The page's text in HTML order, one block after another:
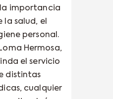
importancia
la salud, el
personal.
Hermosa,
el servicio
distintas
cualquier